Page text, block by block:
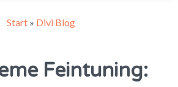
Start » Divi Blog
Feintuning: